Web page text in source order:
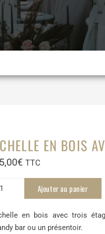
EN BOIS
€ TTC
Ajouter au panier
en bois avec trois
bar ou un présentoir.